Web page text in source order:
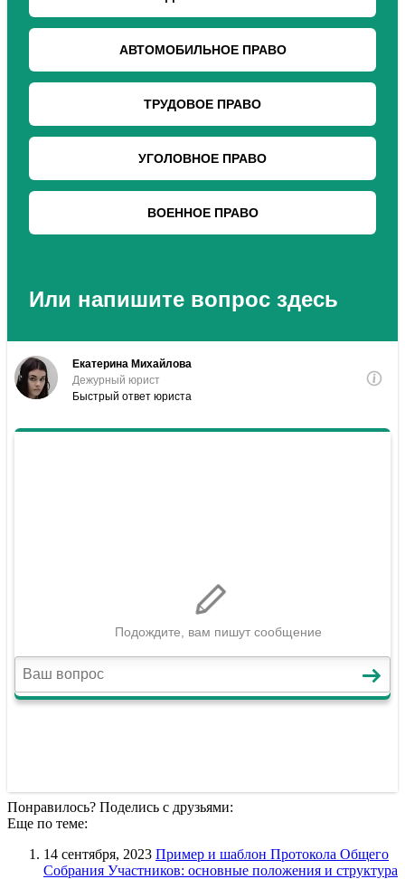
Понравилось? Поделись с друзьями:
Еще по теме:
14 сентября, 2023 Пример и шаблон Протокола Общего
Собрания Участников: основные положения и структура